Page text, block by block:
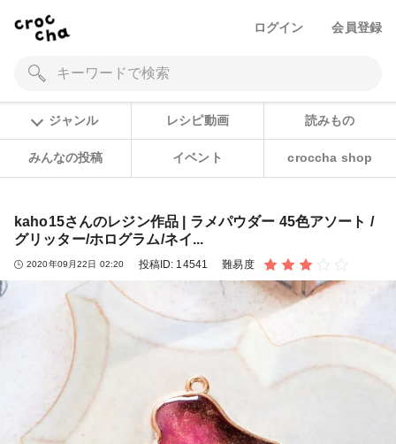
ログイン 会員登録
ジャンル レシピ動画 読みもの
みんなの投稿 イベント croccha shop
kaho15さんのレジン作品 | ラメパウダー 45色アソート /
グリッター/ホログラム/ネイ...
2020年09月22日 02:20 投稿ID: 14541 難易度